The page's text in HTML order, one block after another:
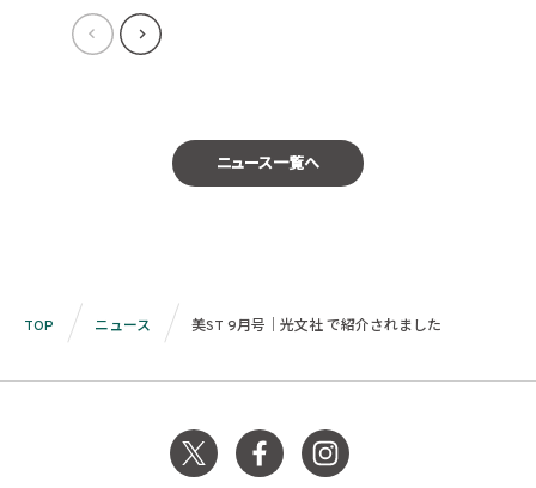
ニュース一覧へ
TOP ニュース 美ST 9月号｜光文社 で紹介されました